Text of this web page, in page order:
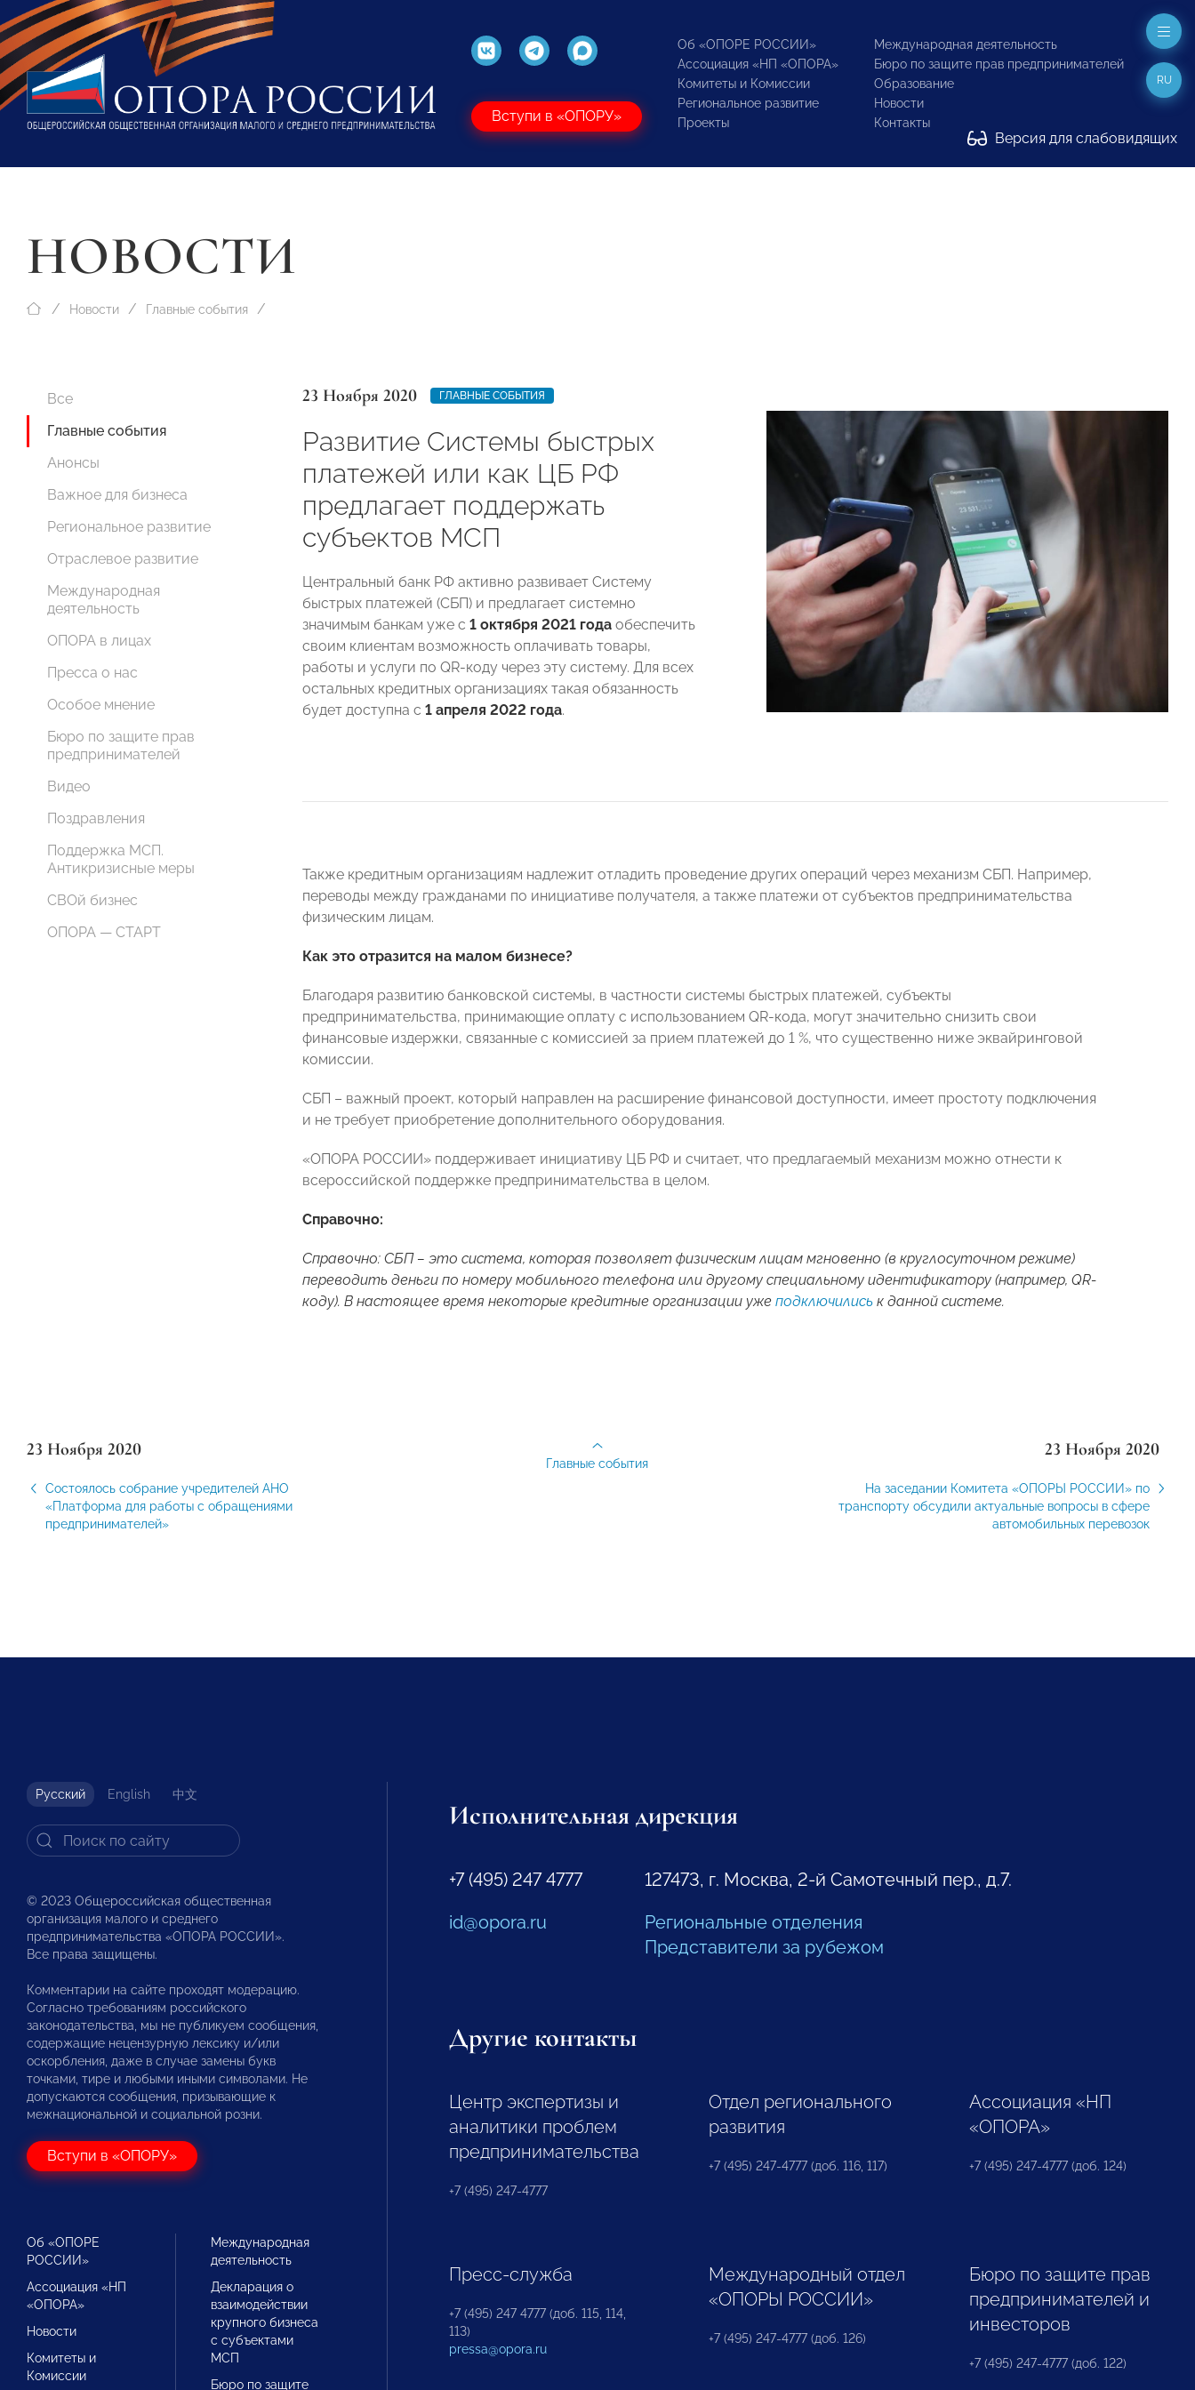
Вступи в «ОПОРУ»
Об «ОПОРЕ РОССИИ»
Ассоциация «НП «ОПОРА»
Комитеты и Комиссии
Региональное развитие
Проекты
Международная деятельность
Бюро по защите прав предпринимателей
Образование
Новости
Контакты
Версия для слабовидящих
RU
НОВОСТИ
Новости Главные события
Все
Главные события
Анонсы
Важное для бизнеса
Региональное развитие
Отраслевое развитие
Международная
деятельность
ОПОРА в лицах
Пресса о нас
Особое мнение
Бюро по защите прав
предпринимателей
Видео
Поздравления
Поддержка МСП.
Антикризисные меры
СВОй бизнес
ОПОРА — СТАРТ
23 Ноября 2020 ГЛАВНЫЕ СОБЫТИЯ
Развитие Системы быстрых
платежей или как ЦБ РФ
предлагает поддержать
субъектов МСП
Центральный банк РФ активно развивает Систему
быстрых платежей (СБП) и предлагает системно
значимым банкам уже с 1 октября 2021 года обеспечить
своим клиентам возможность оплачивать товары,
работы и услуги по QR-коду через эту систему. Для всех
остальных кредитных организациях такая обязанность
будет доступна с 1 апреля 2022 года.
Также кредитным организациям надлежит отладить проведение других операций через механизм СБП. Например,
переводы между гражданами по инициативе получателя, а также платежи от субъектов предпринимательства
физическим лицам.
Как это отразится на малом бизнесе?
Благодаря развитию банковской системы, в частности системы быстрых платежей, субъекты
предпринимательства, принимающие оплату с использованием QR-кода, могут значительно снизить свои
финансовые издержки, связанные с комиссией за прием платежей до 1 %, что существенно ниже эквайринговой
комиссии.
СБП – важный проект, который направлен на расширение финансовой доступности, имеет простоту подключения
и не требует приобретение дополнительного оборудования.
«ОПОРА РОССИИ» поддерживает инициативу ЦБ РФ и считает, что предлагаемый механизм можно отнести к
всероссийской поддержке предпринимательства в целом.
Справочно:
Справочно: СБП – это система, которая позволяет физическим лицам мгновенно (в круглосуточном режиме)
переводить деньги по номеру мобильного телефона или другому специальному идентификатору (например, QR-
коду). В настоящее время некоторые кредитные организации уже подключились к данной системе.
23 Ноября 2020
Состоялось собрание учредителей АНО
«Платформа для работы с обращениями
предпринимателей»
23 Ноября 2020
На заседании Комитета «ОПОРЫ РОССИИ» по
транспорту обсудили актуальные вопросы в сфере
автомобильных перевозок
Главные события
Русский English 中文
© 2023 Общероссийская общественная
организация малого и среднего
предпринимательства «ОПОРА РОССИИ».
Все права защищены.
Комментарии на сайте проходят модерацию.
Согласно требованиям российского
законодательства, мы не публикуем сообщения,
содержащие нецензурную лексику и/или
оскорбления, даже в случае замены букв
точками, тире и любыми иными символами. Не
допускаются сообщения, призывающие к
межнациональной и социальной розни.
Вступи в «ОПОРУ»
Об «ОПОРЕ
РОССИИ»
Ассоциация «НП
«ОПОРА»
Новости
Комитеты и
Комиссии
Международная
деятельность
Декларация о
взаимодействии
крупного бизнеса
с субъектами
МСП
Бюро по защите
Исполнительная дирекция
+7 (495) 247 4777
id@opora.ru
127473, г. Москва, 2-й Самотечный пер., д.7.
Региональные отделения
Представители за рубежом
Другие контакты
Центр экспертизы и
аналитики проблем
предпринимательства
+7 (495) 247-4777
Отдел регионального
развития
+7 (495) 247-4777 (доб. 116, 117)
Ассоциация «НП
«ОПОРА»
+7 (495) 247-4777 (доб. 124)
Пресс-служба
+7 (495) 247 4777 (доб. 115, 114,
113)
pressa@opora.ru
Международный отдел
«ОПОРЫ РОССИИ»
+7 (495) 247-4777 (доб. 126)
Бюро по защите прав
предпринимателей и
инвесторов
+7 (495) 247-4777 (доб. 122)